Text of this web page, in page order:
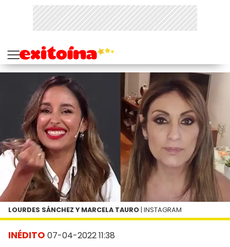
INÉDITO 07-04-2022 11:38
LOURDES SÁNCHEZ Y MARCELA TAURO | INSTAGRAM